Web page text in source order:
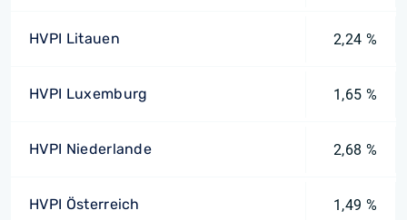
HVPI Litauen 2,24 %
HVPI Luxemburg 1,65 %
HVPI Niederlande 2,68 %
HVPI Österreich 1,49 %